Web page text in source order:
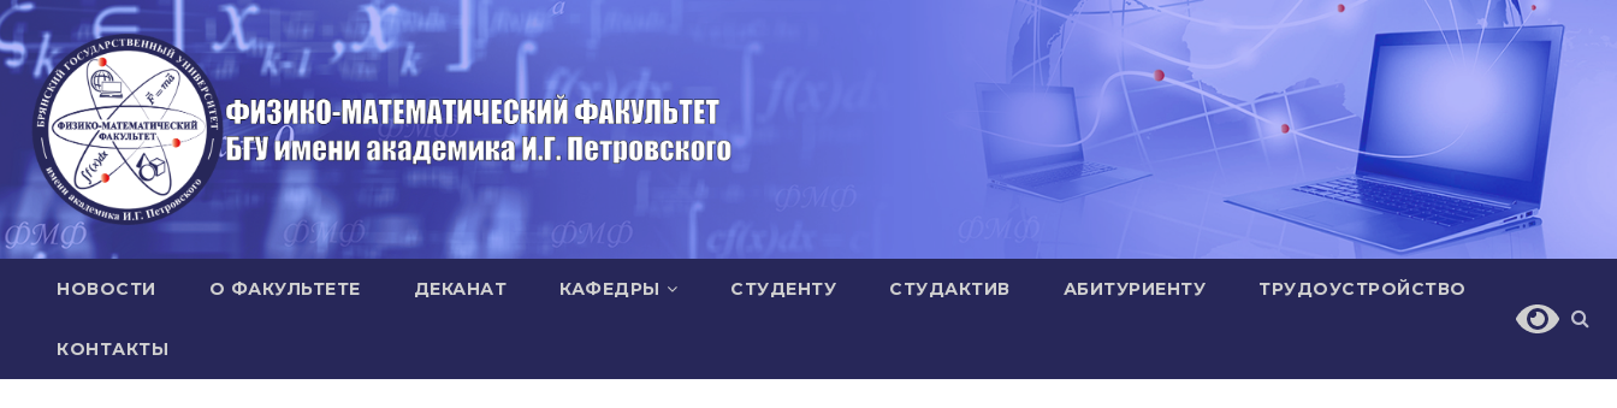
Перейти
к
содержимому
НОВОСТИ О ФАКУЛЬТЕТЕ ДЕКАНАТ КАФЕДРЫ СТУДЕНТУ СТУДАКТИВ АБИТУРИЕНТУ ТРУДОУСТРОЙСТВО
КОНТАКТЫ